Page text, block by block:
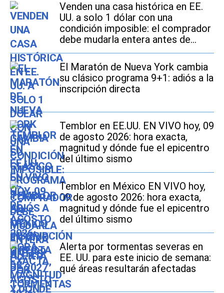
Venden una casa histórica en EE.
UU. a solo 1 dólar con una
condición imposible: el comprador
debe mudarla entera antes de
2027
El Maratón de Nueva York cambia
su clásico programa 9+1: adiós a la
inscripción directa
Temblor en EE.UU. EN VIVO hoy, 09
de agosto 2026: hora exacta,
magnitud y dónde fue el epicentro
del último sismo
Temblor en México EN VIVO hoy,
09 de agosto 2026: hora exacta,
magnitud y dónde fue el epicentro
del último sismo
Alerta por tormentas severas en
EE. UU. para este inicio de semana:
qué áreas resultarán afectadas